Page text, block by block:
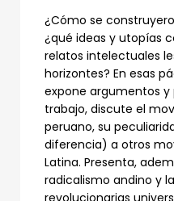
¿Cómo se
¿qué ideas y utopías
relatos intelectuales
horizontes? En esas
expone argumentos y
trabajo, discute el
peruano, su
diferencia) a otros
Latina. Presenta,
radicalismo andino y
revolucionarias